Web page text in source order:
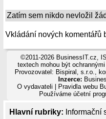
Hlavní rubriky: Informační
Zatím sem nikdo nevložil
Vkládání nových komentářů
©2011-2026 BusinessIT.cz,
textech mohou být
Provozovatel: Bispiral, s.r.o.,
Inzerce:
O vydavateli
Pravidla webu
Používáme účetní